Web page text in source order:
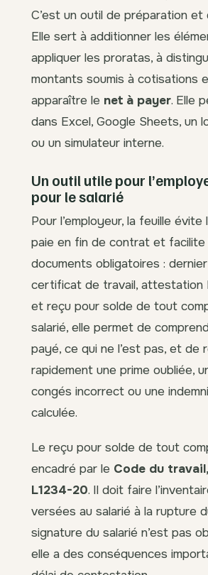
C’est un outil de préparation et
Elle sert à additionner les
appliquer les proratas, à
montants soumis à cotisations
apparaître le net à payer. Elle
dans Excel, Google Sheets, un
ou un simulateur interne.
Un outil utile pour
pour le salarié
Pour l’employeur, la feuille
paie en fin de contrat et facilite
documents obligatoires :
certificat de travail, attestation
et reçu pour solde de tout
salarié, elle permet de
payé, ce qui ne l’est pas, et de
rapidement une prime oubliée,
congés incorrect ou une
calculée.
Le reçu pour solde de tout
encadré par le Code du
L1234-20. Il doit faire
versées au salarié à la rupture
signature du salarié n’est pas
elle a des conséquences